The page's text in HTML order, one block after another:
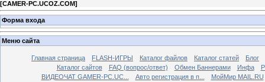
[CAMER-PC.UCOZ.COM]
Форма входа
Меню сайта
Главная страница FLASH-ИГРЫ Каталог файлов Каталог статей
Блог
Каталог сайтов
FAQ (вопрос/ответ) Обмен Баннерами Инфа
ВИДЕОЧАТ GAMER-PC.UC...
Aвто регистрация в п...
МойМир MAIL.RU